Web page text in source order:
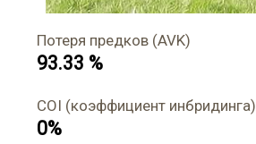
Потеря предков (AVK)
93.33 %
COI (коэффициент инбридинга)
0%